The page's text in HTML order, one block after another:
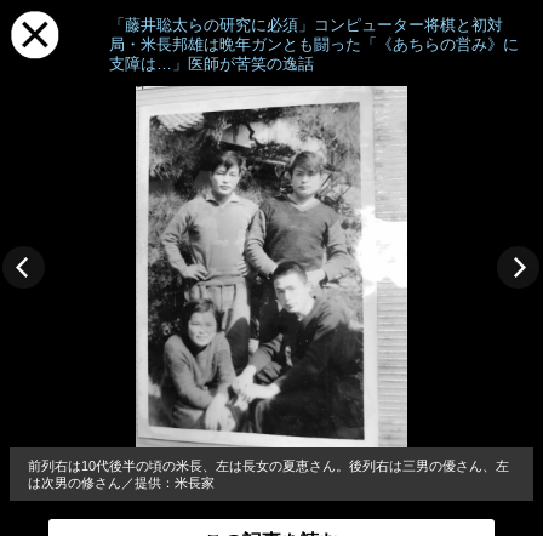
「藤井聡太らの研究に必須」コンピューター将棋と初対
局・米長邦雄は晩年ガンとも闘った「《あちらの営み》に
支障は…」医師が苦笑の逸話
前列右は10代後半の頃の米長、左は長女の夏恵さん。後列右は三男の優さん、左
は次男の修さん／提供：米長家